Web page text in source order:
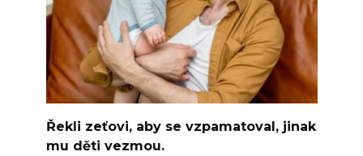
Řekli zeťovi, aby se vzpamatoval, jinak
mu děti vezmou.